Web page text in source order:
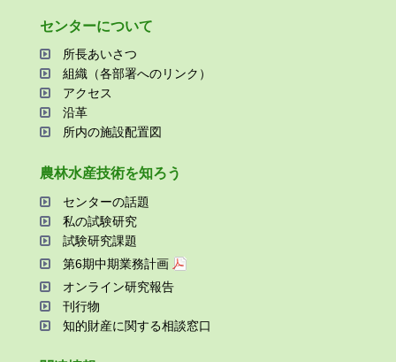
センターについて
所⻑あいさつ
組織（各部署へのリンク）
アクセス
沿⾰
所内の施設配置図
農林⽔産技術を知ろう
センターの話題
私の試験研究
試験研究課題
第6期中期業務計画
オンライン研究報告
刊⾏物
知的財産に関する相談窓⼝